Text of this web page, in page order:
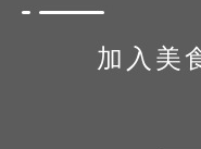
加入美